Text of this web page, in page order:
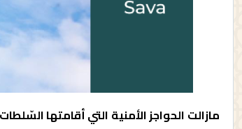
مازالت الحواجز الأمنية التي أقامتها